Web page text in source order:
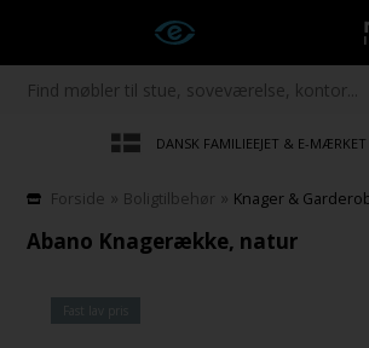
DANSK FAMILIEEJET & E-MÆRKET
Forside » Boligtilbehør » Knager &
Abano Knagerække, natur